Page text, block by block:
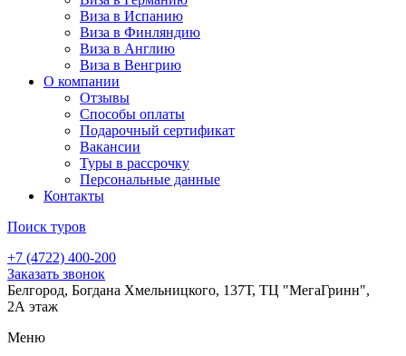
Виза в Испанию
Виза в Финляндию
Виза в Англию
Виза в Венгрию
О компании
Отзывы
Способы оплаты
Подарочный сертификат
Вакансии
Туры в рассрочку
Персональные данные
Контакты
Поиск туров
+7 (4722) 400-200
Заказать звонок
Белгород, Богдана Хмельницкого, 137Т, ТЦ "МегаГринн",
2А этаж
Меню